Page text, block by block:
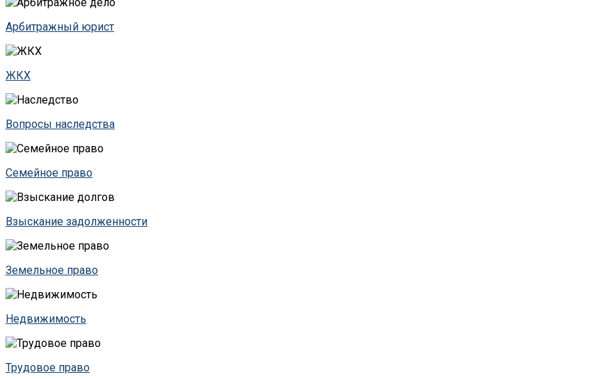
Арбитражный юрист
ЖКХ
Вопросы наследства
Семейное право
Взыскание задолженности
Земельное право
Недвижимость
Трудовое право